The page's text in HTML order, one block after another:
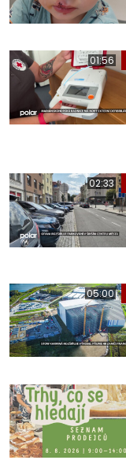
01:56
02:33
05:00